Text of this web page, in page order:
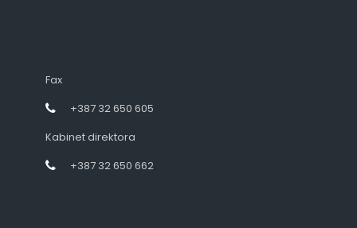
Fax
+387 32 650 605
Kabinet direktora
+387 32 650 662